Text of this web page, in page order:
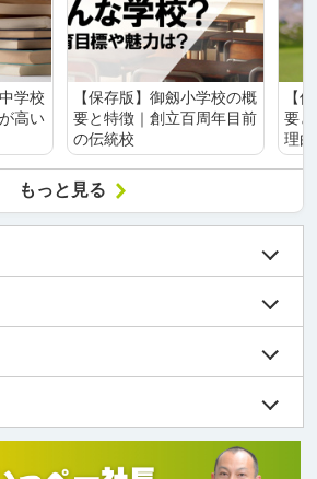
学校
高い
【保存版】御劔小学校の概
要と特徴｜創立百周年目前
の伝統校
【
要
理
もっと見る